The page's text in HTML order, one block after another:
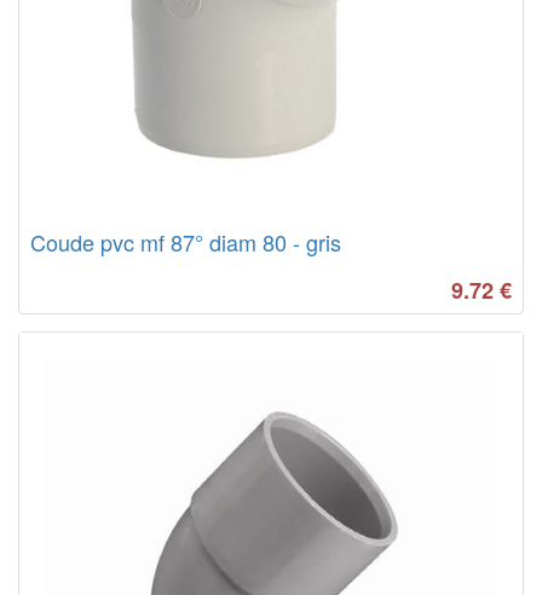
Coude pvc mf 87° diam 80 - gris
9.72€